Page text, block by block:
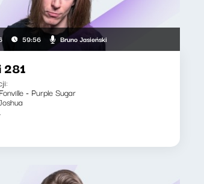
59:56 Bruno Jasieński
281
- Purple Sugar